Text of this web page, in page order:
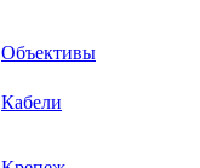
Объективы
Кабели